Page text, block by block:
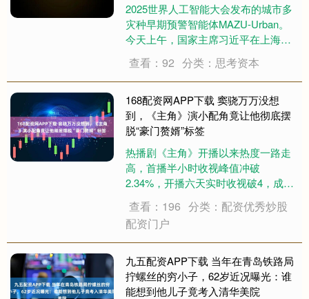
2025世界人工智能大会发布的城市多
灾种早期预警智能体MAZU-Urban。
今天上午，国家主席习近平在上海世
暨人工智能全球治理高级别会议开幕
式并发表主旨讲话。他提到了推动气
象智能预警方案“妈祖”在30个....
查看：92 分类：思考资本
168配资网APP下载 窦骁万万没想
到，《主角》演小配角竟让他彻底摆
脱“豪门赘婿”标签
热播剧《主角》开播以来热度一路走
高，首播半小时收视峰值冲破
2.34%，开播六天实时收视破4，成为
到，这部由张艺谋监制，刘浩存主
演，聚集了张嘉益、秦海璐等一众老
戏骨的大女主剧，最大的惊喜是来自
一个出场偏晚的小配....
查看：196 分类：配资优秀炒股
配资门户
九五配资APP下载 当年在青岛铁路局
拧螺丝的穷小子，62岁近况曝光：谁
能想到他儿子竟考入清华美院